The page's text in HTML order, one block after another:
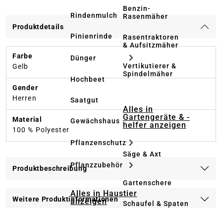
Rindenmulch
Pinienrinde
Dünger
Hochbeet
Saatgut
Gewächshaus
Pflanzenschutz
Pflanzzubehör
Alles in Haustier
anzeigen
Benzin-
Rasenmäher
Rasentraktoren
& Aufsitzmäher
Vertikutierer &
Spindelmäher
Alles in
Gartengeräte & -
helfer anzeigen
Säge & Axt
Gartenschere
Schaufel & Spaten
Produktdetails
Farbe
Gelb
Gender
Herren
Material
100 % Polyester
Produktbeschreibung
Weitere Produktinformationen